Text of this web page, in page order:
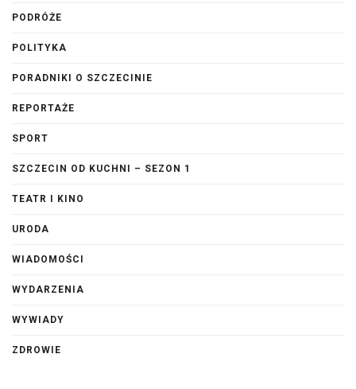
PODRÓŻE
POLITYKA
PORADNIKI O SZCZECINIE
REPORTAŻE
SPORT
SZCZECIN OD KUCHNI – SEZON 1
TEATR I KINO
URODA
WIADOMOŚCI
WYDARZENIA
WYWIADY
ZDROWIE